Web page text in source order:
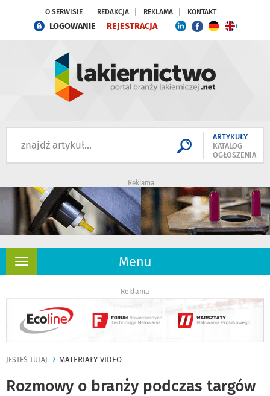
O SERWISIE REDAKCJA REKLAMA KONTAKT
LOGOWANIE REJESTRACJA
ARTYKUŁY
KATALOG
OGŁOSZENIA
Reklama
Menu
Rozwiń
Reklama
JESTEŚ TUTAJ MATERIAŁY VIDEO
Rozmowy o branży podczas targów